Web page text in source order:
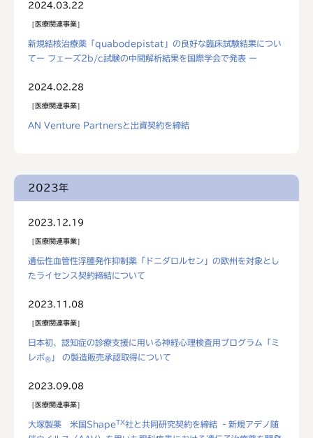
2024.03.22
医療関連事業
新規結核治療薬「quabodepistat」の良好な臨床試験結果につい
てー フェーズ2b/c試験の中間解析結果を国際学会で発表 ー
2024.02.28
医療関連事業
AN Venture Partnersと出資契約を締結
2023年
2023.12.19
医療関連事業
遺伝性血管性浮腫発作抑制薬「ドニダロルセン」の欧州を対象とし
たライセンス契約締結について
2023.11.08
医療関連事業
日本初、認知症の診療支援に用いる神経心理検査用プログラム「ミ
レボ® 」 の製造販売承認取得について
2023.09.08
医療関連事業
大塚製薬 米国ShapeTX社と共同研究契約を締結 ‐新規アデノ随